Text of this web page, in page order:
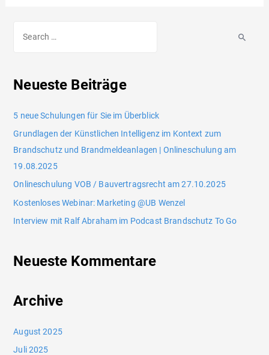
Neueste Beiträge
5 neue Schulungen für Sie im Überblick
Grundlagen der Künstlichen Intelligenz im Kontext zum
Brandschutz und Brandmeldeanlagen | Onlineschulung am
19.08.2025
Onlineschulung VOB / Bauvertragsrecht am 27.10.2025
Kostenloses Webinar: Marketing @UB Wenzel
Interview mit Ralf Abraham im Podcast Brandschutz To Go
Neueste Kommentare
Archive
August 2025
Juli 2025